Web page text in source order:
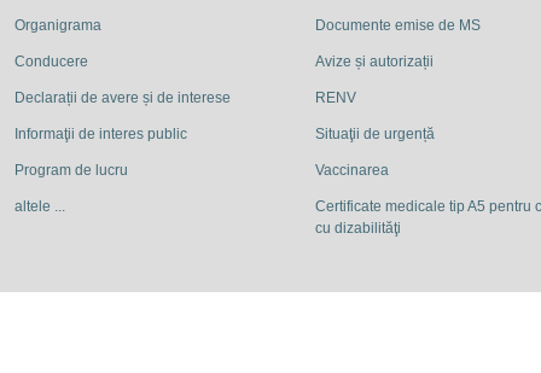
Organigrama
Conducere
Declarații de avere și de interese
Informaţii de interes public
Program de lucru
altele ...
Documente emise de MS
Avize și autorizații
RENV
Situaţii de urgență
Vaccinarea
Certificate medicale tip A5 pentru
cu dizabilităţi